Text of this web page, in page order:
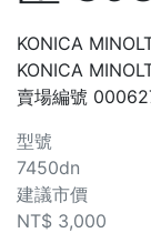
KONICA
KONICA
賣場編號
型號
7450dn
建議市價
NT$ 3,000